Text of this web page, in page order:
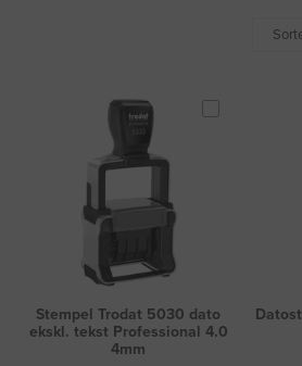
Stempel Trodat 5030 dato
ekskl. tekst Professional 4.0
4mm